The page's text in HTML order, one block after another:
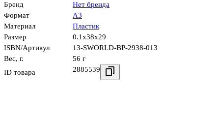
Бренд
Нет бренда
Формат
А3
Материал
Пластик
Размер
0.1x38x29
ISBN/Артикул
13-SWORLD-BP-2938-013
Вес, г.
56 г
ID товара
2885539